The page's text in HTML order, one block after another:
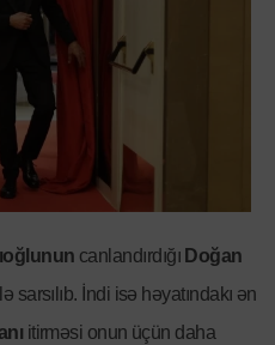
canlandırdığı Doğan
sarsılıb. İndi isə həyatındakı ən
itirməsi onun üçün daha